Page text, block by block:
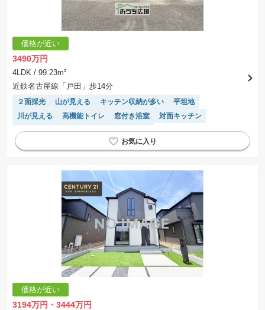
価格が近い
3490万円
4LDK / 99.23m²
近鉄名古屋線「戸田」歩14分
２面採光 山が見える キッチン収納が多い
平坦地
川が見える
高機能トイレ 窓付き浴室
対面キッチン
陽当り良好
温水洗浄便座
浴室乾燥機
モニター付きインターホン
トイレ2個以上
価格が近い
3194万円・3444万円